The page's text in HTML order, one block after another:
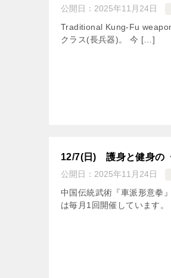
公開日： 2025年11月24日
Traditional Kung-Fu
クラス(長兵器)。 今 […]
12/7(日) 護身と健身の
公開日： 2025年11月24日
中国伝統武術『車派形意拳
は毎月1回開催しています